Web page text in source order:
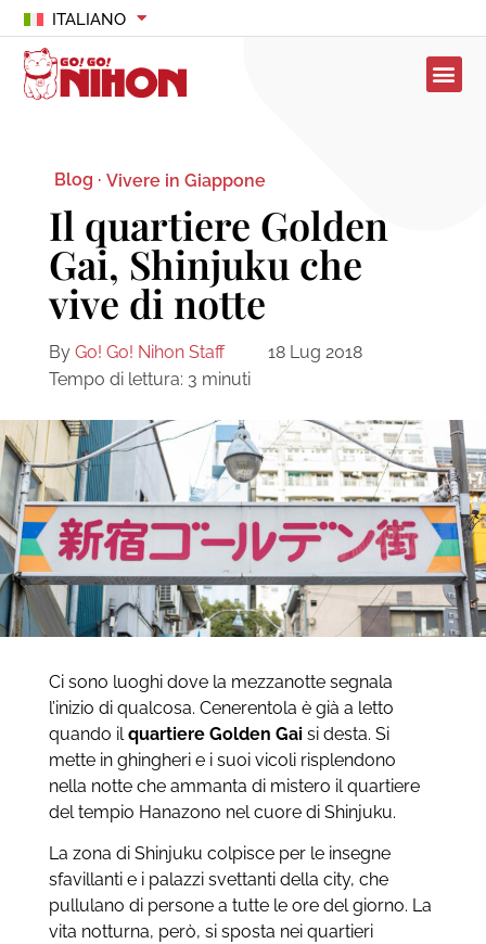
ITALIANO
Blog · Vivere in Giappone
Il quartiere Golden
Gai, Shinjuku che
vive di notte
By Go! Go! Nihon Staff
18 Lug 2018
Tempo di lettura: 3 minuti
Ci sono luoghi dove la mezzanotte segnala
l’inizio di qualcosa. Cenerentola è già a letto
quando ilquartiere Golden Gaisi desta. Si
mette in ghingheri e i suoi vicoli risplendono
nella notte che ammanta di mistero il quartiere
del tempio Hanazono nel cuore di Shinjuku.
La zona di Shinjuku colpisce per le insegne
sfavillanti e i palazzi svettanti della city, che
pullulano di persone a tutte le ore del giorno. La
vita notturna, però, si sposta nei quartieri